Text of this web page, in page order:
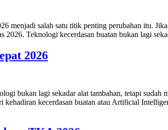
menjadi salah satu titik penting perubahan itu.
2026. Teknologi kecerdasan buatan bukan lagi
2026
bukan lagi sekadar alat tambahan, tetapi
kehadiran kecerdasan buatan atau Artificial